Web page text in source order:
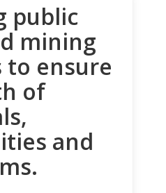
public
mining
to ensure
of
and